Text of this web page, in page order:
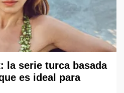
la serie turca basada
es ideal para